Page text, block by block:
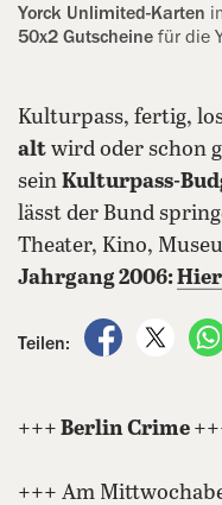
Yorck Unlimited-Karten
50x2 Gutscheine für die
Kulturpass, fertig,
alt wird oder schon
sein Kulturpass-
lässt der Bund
Theater, Kino,
Jahrgang 2006:
Teilen:
auf auf
+++ Berlin Crime
+++ Am